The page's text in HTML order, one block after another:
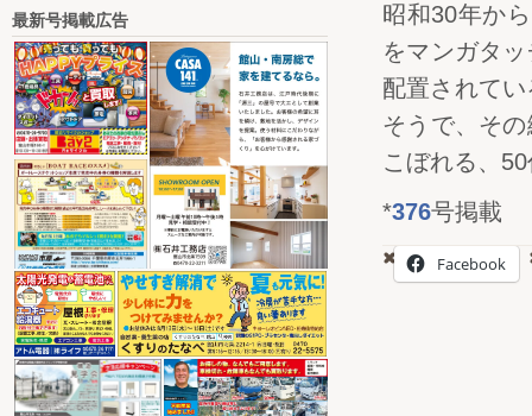
昭和30年か
をマンガタ
配置されて
そうで、そ
こぼれる、
*376号掲載
Facebook
最新号掲載広告